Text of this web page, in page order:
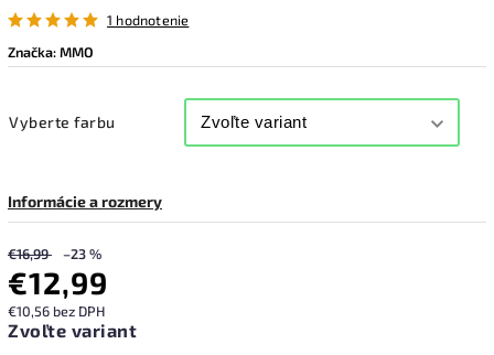
1 hodnotenie
Značka:MMO
Vyberte farbu
Informácie a rozmery
€16,99 –23 %
€12,99
€10,56 bez DPH
Zvoľte variant